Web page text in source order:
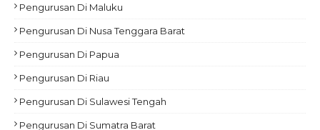
Pengurusan Di Maluku
Pengurusan Di Nusa Tenggara Barat
Pengurusan Di Papua
Pengurusan Di Riau
Pengurusan Di Sulawesi Tengah
Pengurusan Di Sumatra Barat